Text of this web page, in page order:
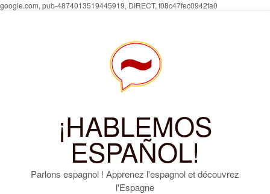
google.com, pub-4874013519445919, DIRECT, f08c47fec0942fa0
¡HABLEMOS
ESPAÑOL!
Parlons espagnol ! Apprenez l'espagnol et découvrez
l'Espagne